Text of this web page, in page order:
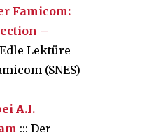
Famicom:
–
Lektüre
(SNES)
A.I.
::: Der